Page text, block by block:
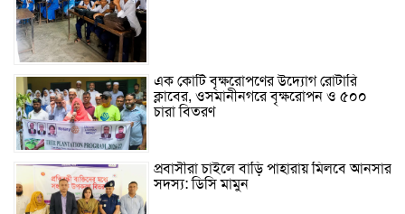
এক কোটি বৃক্ষরোপণের উদ্যোগ রোটারি
ক্লাবের, ওসমানীনগরে বৃক্ষরোপন ও ৫০০
চারা বিতরণ
প্রবাসীরা চাইলে বাড়ি পাহারায় মিলবে আনসার
সদস্য: ডিসি মামুন